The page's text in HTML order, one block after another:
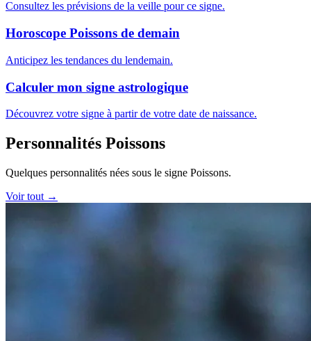
Consultez les prévisions de la veille pour ce signe.
Horoscope Poissons de demain
Anticipez les tendances du lendemain.
Calculer mon signe astrologique
Découvrez votre signe à partir de votre date de naissance.
Personnalités Poissons
Quelques personnalités nées sous le signe Poissons.
Voir tout →